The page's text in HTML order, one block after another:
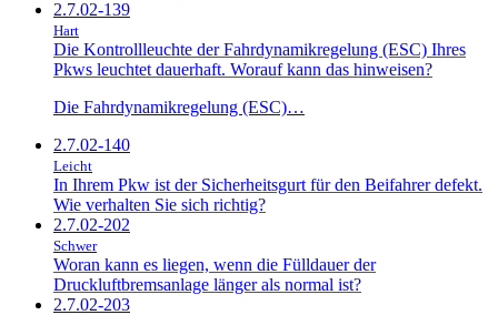
2.7.02-139
Hart
Die Kontrollleuchte der Fahrdynamikregelung (ESC) Ihres
Pkws leuchtet dauerhaft. Worauf kann das hinweisen?
Die Fahrdynamikregelung (ESC)…
2.7.02-140
Leicht
In Ihrem Pkw ist der Sicherheitsgurt für den Beifahrer defekt.
Wie verhalten Sie sich richtig?
2.7.02-202
Schwer
Woran kann es liegen, wenn die Fülldauer der
Druckluftbremsanlage länger als normal ist?
2.7.02-203